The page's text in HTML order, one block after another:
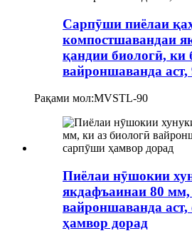
Сарпӯши пиёлаи
компостшавандаи
қандии биологӣ, ки
вайроншаванда
Рақами мол:MVSTL-90
Пиёлаи нӯшокии
якдафъаинаи 80 мм,
вайроншаванда
ҳамвор дорад